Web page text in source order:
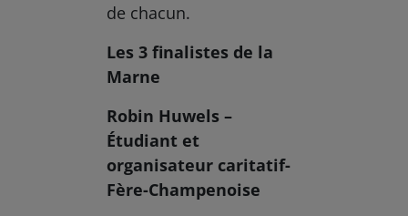
de chacun.
Les 3 finalistes de la
Marne
Robin Huwels –
Étudiant et
organisateur caritatif-
Fère-Champenoise